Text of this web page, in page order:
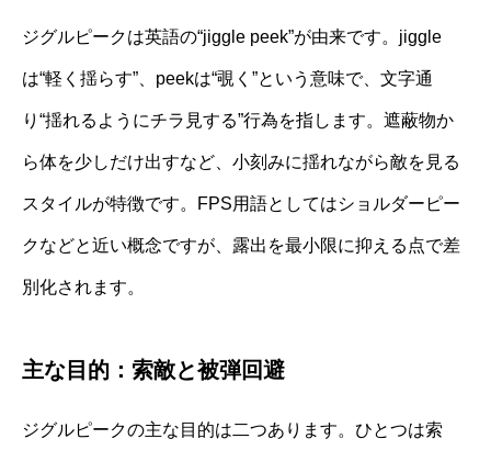
ジグルピークは英語の“jiggle peek”が由来です。jiggle
は“軽く揺らす”、peekは“覗く”という意味で、文字通
り“揺れるようにチラ見する”行為を指します。遮蔽物か
ら体を少しだけ出すなど、小刻みに揺れながら敵を見る
スタイルが特徴です。FPS用語としてはショルダーピー
クなどと近い概念ですが、露出を最小限に抑える点で差
別化されます。
主な目的：索敵と被弾回避
ジグルピークの主な目的は二つあります。ひとつは索